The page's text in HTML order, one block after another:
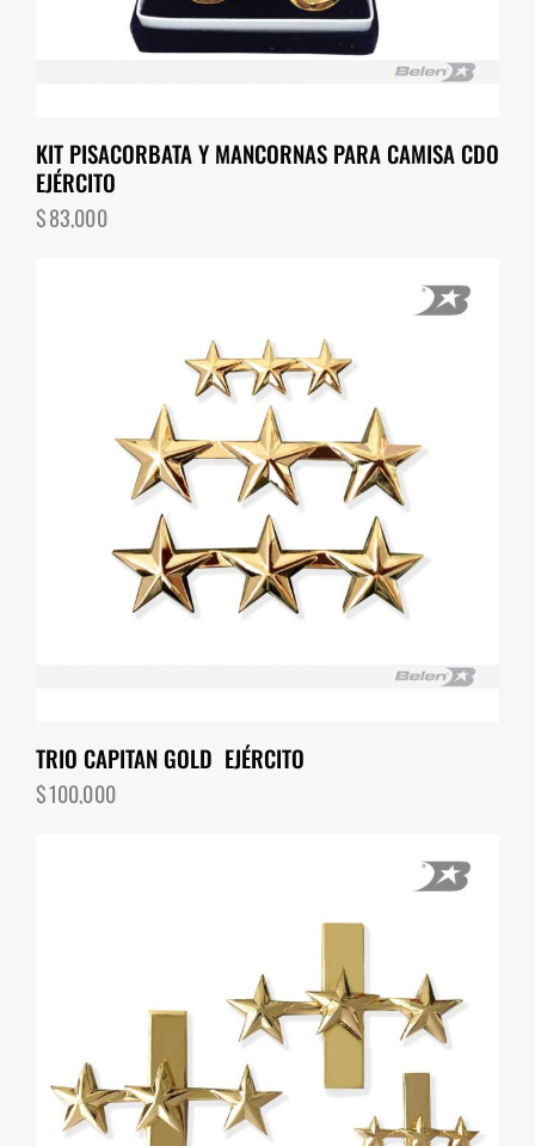
KIT PISACORBATA Y MANCORNAS PARA CAMISA CDO
EJÉRCITO
$83,000
TRIO CAPITAN GOLD EJÉRCITO
$100,000